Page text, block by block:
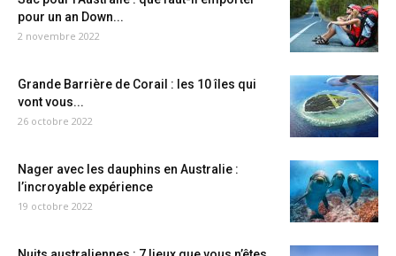
pour un an Down...
2 novembre 2022
Grande Barrière de Corail : les 10 îles qui
vont vous...
26 octobre 2022
Nager avec les dauphins en Australie :
l’incroyable expérience
19 octobre 2022